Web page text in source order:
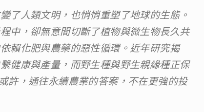
人類文明，也悄悄重塑了地球的生態。
中，卻無意間切斷了植物與微生物長久共
賴化肥與農藥的惡性循環。近年研究揭
健康與產量，而野生種與野生親緣種正保
，通往永續農業的答案，不在更強的投